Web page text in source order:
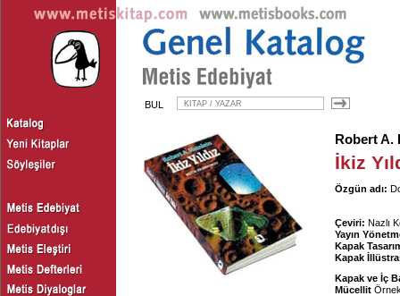
BUL
Robert A.
İkiz
Özgün adı:
Çeviri: Nazlı
Yayın
Kapak
Kapak
Kapak ve İç
Mücellit